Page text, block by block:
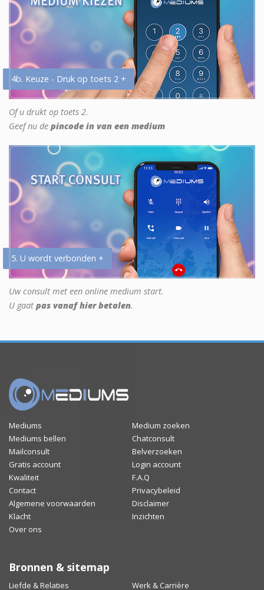
4b. Keuze - Druk op toets 2 +
Of u drukt op toets 2.
Geef nu de pincode in van een medium
5. U wordt verbonden +
Uw consult met een online medium start.
U gaat pas vanaf hier betalen.
Mediums
Medium zoeken
Mediums bellen
Chatconsult
Mailconsult
Belverzoeken
Gratis account
Login account
Kwaliteit
F.A.Q
Contact
Privacybeleid
Algemene voorwaarden
Disclaimer
Klacht
Inzichten
Over ons
Bronnen & sitemap
Liefde & Relaties Werk & Carrière